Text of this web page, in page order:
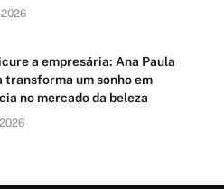
a empresária: Ana Paula
transforma um sonho em
no mercado da beleza